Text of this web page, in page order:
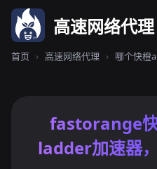
高速网络代理
首页 › 高速网络代理 › 哪个快橙
fastorange
ladder加速器